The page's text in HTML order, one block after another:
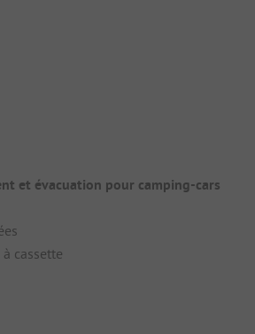
et évacuation pour camping-cars
cassette